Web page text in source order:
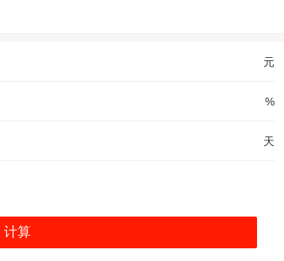
元
%
天
计算